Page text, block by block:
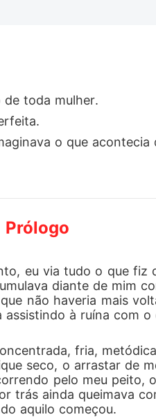
de toda mulher.
o que
virou grito.
do marido em
eu via tudo o que fiz
diante de mim
não haveria mais
assistindo à ruína com
fria,
seco, o arrastar de
pelo meu peito,
trás ainda queimava
aquilo começou.